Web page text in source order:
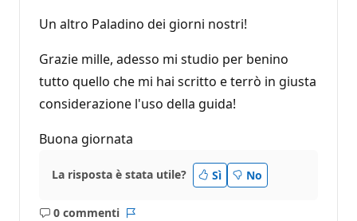
Un altro Paladino dei giorni nostri!
Grazie mille, adesso mi studio per benino
tutto quello che mi hai scritto e terrò in giusta
considerazione l'uso della guida!
Buona giornata
La risposta è stata utile? Sì No
0 commenti